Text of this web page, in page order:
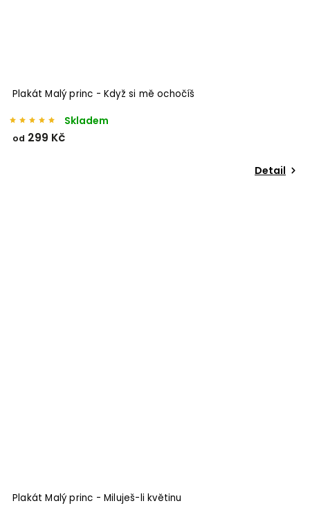
Plakát Malý princ - Když si mě ochočíš
Skladem
od 299 Kč
Detail
Plakát Malý princ - Miluješ-li květinu